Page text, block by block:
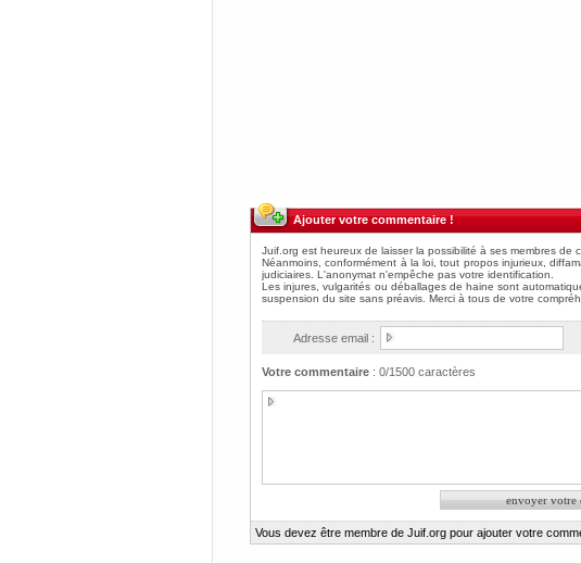
Ajouter votre commentaire !
Adresse email :
Votre commentaire: 0/1500 caractères
Vous devez être membre de Juif.org pour ajouter votre